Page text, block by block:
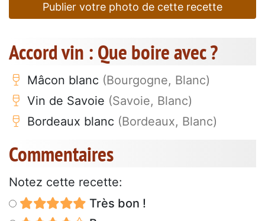
Publier votre photo de cette recette
Accord vin : Que boire avec ?
Mâcon blanc (Bourgogne, Blanc)
Vin de Savoie (Savoie, Blanc)
Bordeaux blanc (Bordeaux, Blanc)
Commentaires
Notez cette recette:
Très bon !